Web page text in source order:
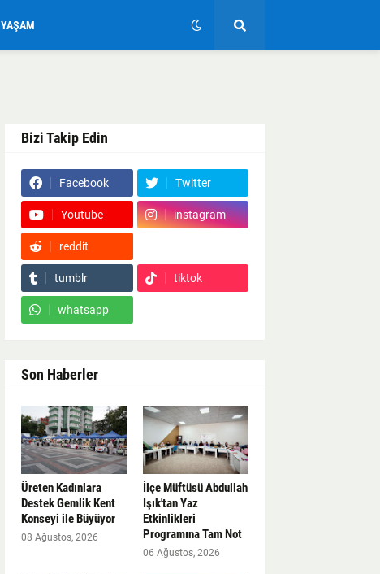
YAŞAM
Bizi Takip Edin
Facebook Twitter
Youtube instagram
reddit
tumblr tiktok
whatsapp
Son Haberler
Üreten Kadınlara
Destek Gemlik Kent
Konseyi ile Büyüyor
08 Ağustos, 2026
İlçe Müftüsü Abdullah
Işık'tan Yaz
Etkinlikleri
Programına Tam Not
06 Ağustos, 2026